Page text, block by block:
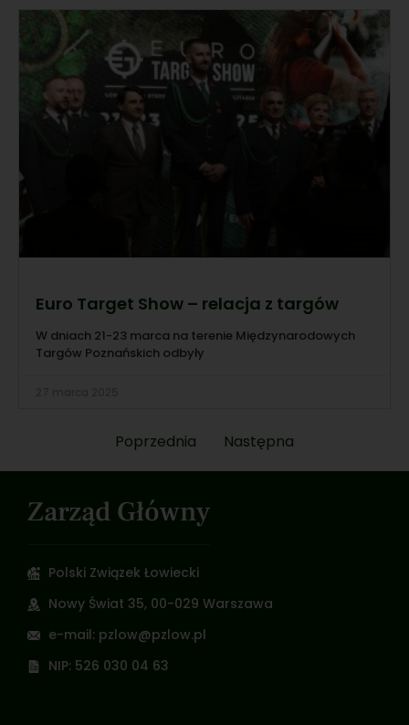
Euro Target Show – relacja z targów
W dniach 21-23 marca na terenie Międzynarodowych
Targów Poznańskich odbyły
Poprzednia Następna
Zarząd Główny
Polski Związek Łowiecki
Nowy Świat 35, 00-029 Warszawa
e-mail: pzlow@pzlow.pl
NIP: 526 030 04 63